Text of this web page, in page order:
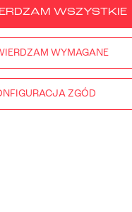
WYMAGANE
ZGÓD
WSZYSTKIE